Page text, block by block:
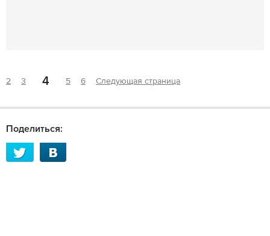
2 3 4 5 6 Следующая страница
Поделиться: